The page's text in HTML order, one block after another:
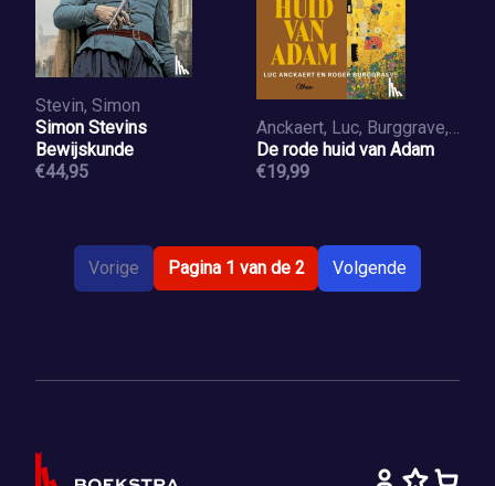
Stevin, Simon
Simon Stevins
Bewijskunde
€44,95
Anckaert, Luc, Burggrave, Roger
De rode huid van Adam
€19,99
Vorige Pagina 1 van de 2 Volgende